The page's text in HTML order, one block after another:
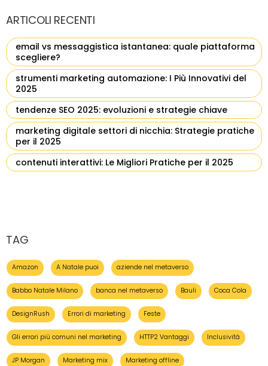
ARTICOLI RECENTI
email vs messaggistica istantanea: quale piattaforma
scegliere?
strumenti marketing automazione: I Più Innovativi del
2025
tendenze SEO 2025: evoluzioni e strategie chiave
marketing digitale settori di nicchia: Strategie pratiche
per il 2025
contenuti interattivi: Le Migliori Pratiche per il 2025
TAG
Amazon A Natale puoi aziende nel metaverso
Babbo Natale Milano banca nel metaverso Bauli Coca Cola
DesignRush Errori di marketing Feste
Gli errori più comuni nel marketing HTTP2 Vantaggi Inclusività
JP Morgan Marketing mix Marketing offline